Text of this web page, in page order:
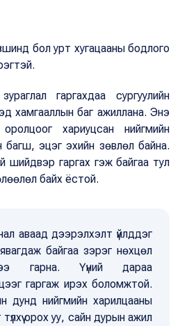
бол урт хугацааны бодлого
гаргахдаа сургуулийн
хамгааллын баг ажиллана. Энэ
хариуцсан нийгмийн
багш, эцэг эхийн зөвлөл байна.
шийдвэр гаргах гэж байгаа тул
байх ёстой.
аваад дээрэлхэлт үйлддэг
байгаа зэрэг нөхцөл
гарна. Үүний дараа
гаргаж ирэх боломжтой.
дунд нийгмийн харилцааны
орох уу, сайн дурын ажил